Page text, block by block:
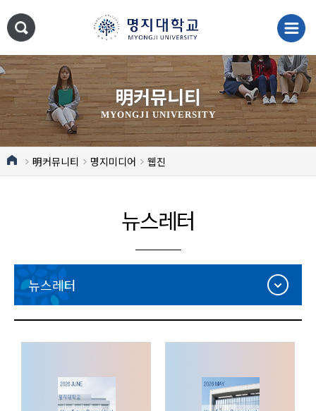
明커뮤니티
MYONGJI UNIVERSITY
明커뮤니티 명지미디어 웹진
뉴스레터
뉴스레터